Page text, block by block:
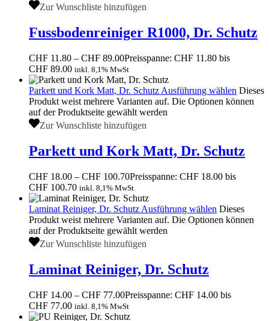
Zur Wunschliste hinzufügen
Fussbodenreiniger R1000, Dr. Schutz
CHF 11.80 – CHF 89.00Preisspanne: CHF 11.80 bis
CHF 89.00 inkl. 8,1% MwSt
Parkett und Kork Matt, Dr. Schutz Ausführung wählen Dieses
Produkt weist mehrere Varianten auf. Die Optionen können
auf der Produktseite gewählt werden
Zur Wunschliste hinzufügen
Parkett und Kork Matt, Dr. Schutz
CHF 18.00 – CHF 100.70Preisspanne: CHF 18.00 bis
CHF 100.70 inkl. 8,1% MwSt
Laminat Reiniger, Dr. Schutz Ausführung wählen Dieses
Produkt weist mehrere Varianten auf. Die Optionen können
auf der Produktseite gewählt werden
Zur Wunschliste hinzufügen
Laminat Reiniger, Dr. Schutz
CHF 14.00 – CHF 77.00Preisspanne: CHF 14.00 bis
CHF 77.00 inkl. 8,1% MwSt